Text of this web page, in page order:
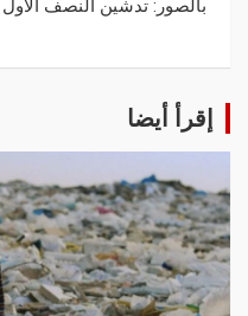
إقرأ أيضا